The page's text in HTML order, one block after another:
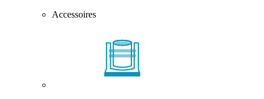
Accessoires